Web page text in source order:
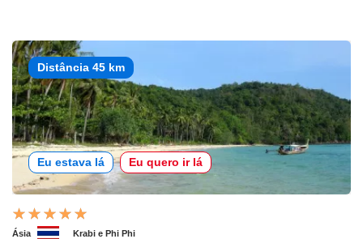
Distância 45 km
Eu estava lá Eu quero ir lá
Ásia Krabi e Phi Phi